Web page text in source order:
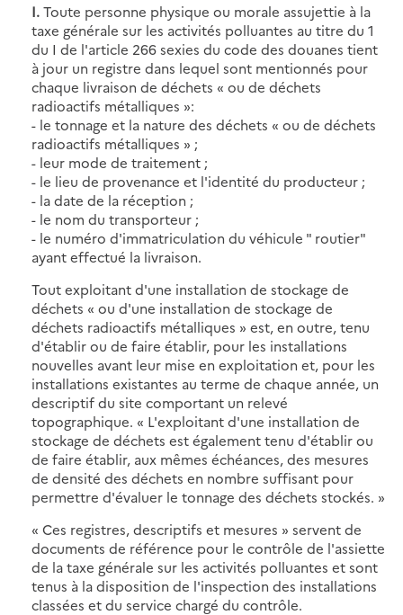
I.Toute personne physique ou morale assujettie à la
taxe générale sur les activités polluantes au titre du 1
du I de l'article 266 sexies du code des douanes tient
à jour un registre dans lequel sont mentionnés pour
chaque livraison de déchets « ou de déchets
radioactifs métalliques »:
- le tonnage et la nature des déchets « ou de déchets
radioactifs métalliques » ;
- leur mode de traitement ;
- le lieu de provenance et l'identité du producteur ;
- la date de la réception ;
- le nom du transporteur ;
- le numéro d'immatriculation du véhicule " routier"
ayant effectué la livraison.
Tout exploitant d'une installation de stockage de
déchets « ou d'une installation de stockage de
déchets radioactifs métalliques » est, en outre, tenu
d'établir ou de faire établir, pour les installations
nouvelles avant leur mise en exploitation et, pour les
installations existantes au terme de chaque année, un
descriptif du site comportant un relevé
topographique. « L'exploitant d'une installation de
stockage de déchets est également tenu d'établir ou
de faire établir, aux mêmes échéances, des mesures
de densité des déchets en nombre suffisant pour
permettre d'évaluer le tonnage des déchets stockés. »
« Ces registres, descriptifs et mesures » servent de
documents de référence pour le contrôle de l'assiette
de la taxe générale sur les activités polluantes et sont
tenus à la disposition de l'inspection des installations
classées et du service chargé du contrôle.